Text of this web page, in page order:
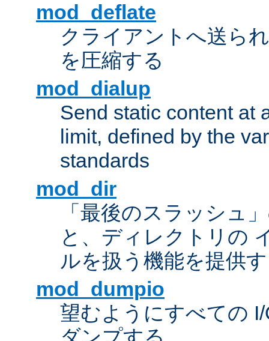
mod_deflate
クライアントへ送ら
を圧縮する
mod_dialup
Send static content at
limit, defined by the
standards
mod_dir
「最後のスラッシュ
と、ディレクトリの
ルを扱う機能を提供
mod_dumpio
望むようにすべての